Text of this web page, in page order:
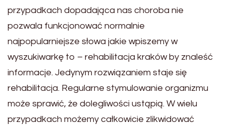
przypadkach dopadająca nas choroba nie
pozwala funkcjonować normalnie
najpopularniejsze słowa jakie wpiszemy w
wyszukiwarkę to – rehabilitacja kraków by znaleść
informacje. Jedynym rozwiązaniem staje się
rehabilitacja. Regularne stymulowanie organizmu
może sprawić, że dolegliwości ustąpią. W wielu
przypadkach możemy całkowicie zlikwidować